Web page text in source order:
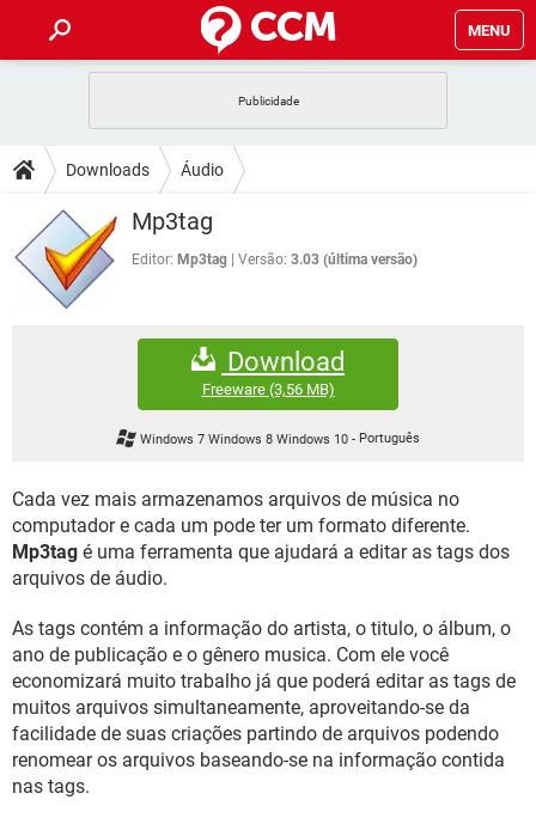
MENU
CELULAR
OUTLOOK
INSTAGRAM GMAIL
GUIA DE COMPRAS
DICAS
JOGOS
CELULAR
OUTLOOK
DOWNLOADS
JOGOS WHATSAPP
CELULAR
EXCEL
GMAIL
FÓRUM
FACEBOOK
EXCEL
GMAIL
WHATSAPP
INSTAGRAM GMAIL
GUIA DE COMPRAS
Downloads Áudio
Mp3tag
Editor: Mp3tag Versão: 3.03 (última versão)
Download
Freeware(3,56 MB)
Windows 7 Windows 8 Windows 10- Português
Cada vez mais armazenamos arquivos de música no
computador e cada um pode ter um formato diferente.
Mp3tag é uma ferramenta que ajudará a editar as tags dos
arquivos de áudio.
As tags contém a informação do artista, o titulo, o álbum, o
ano de publicação e o gênero musica. Com ele você
economizará muito trabalho já que poderá editar as tags de
muitos arquivos simultaneamente, aproveitando-se da
facilidade de suas criações partindo de arquivos podendo
renomear os arquivos baseando-se na informação contida
nas tags.